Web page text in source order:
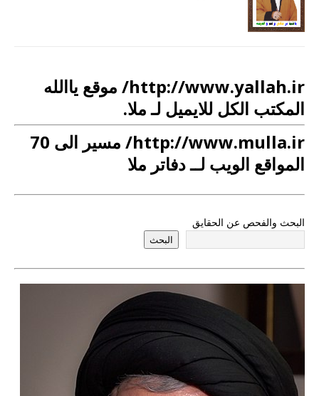
http://www.yallah.ir/ موقع یاالله
المکتب الکل للایمیل لـ ملا.
http://www.mulla.ir/ مسیر الی 70
المواقع الویب لــ دفاتر ملا
البحث والفحص عن الحقایق
البحث